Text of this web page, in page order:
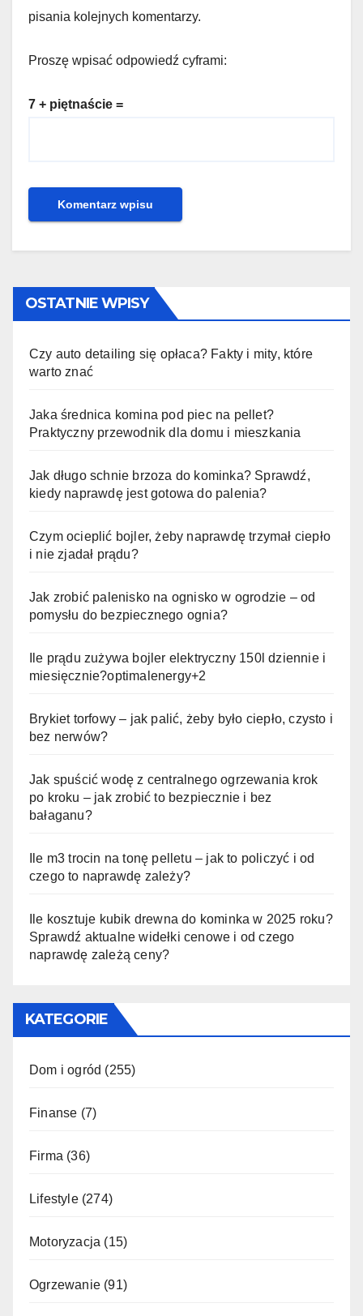
pisania kolejnych komentarzy.
Proszę wpisać odpowiedź cyframi:
7 + piętnaście =
OSTATNIE WPISY
Czy auto detailing się opłaca? Fakty i mity, które
warto znać
Jaka średnica komina pod piec na pellet?
Praktyczny przewodnik dla domu i mieszkania
Jak długo schnie brzoza do kominka? Sprawdź,
kiedy naprawdę jest gotowa do palenia?
Czym ocieplić bojler, żeby naprawdę trzymał ciepło
i nie zjadał prądu?
Jak zrobić palenisko na ognisko w ogrodzie – od
pomysłu do bezpiecznego ognia?
Ile prądu zużywa bojler elektryczny 150l dziennie i
miesięcznie?optimalenergy+2
Brykiet torfowy – jak palić, żeby było ciepło, czysto i
bez nerwów?
Jak spuścić wodę z centralnego ogrzewania krok
po kroku – jak zrobić to bezpiecznie i bez
bałaganu?
Ile m3 trocin na tonę pelletu – jak to policzyć i od
czego to naprawdę zależy?
Ile kosztuje kubik drewna do kominka w 2025 roku?
Sprawdź aktualne widełki cenowe i od czego
naprawdę zależą ceny?
KATEGORIE
Dom i ogród (255)
Finanse (7)
Firma (36)
Lifestyle(274)
Motoryzacja (15)
Ogrzewanie (91)